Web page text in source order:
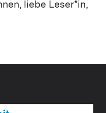
liebe Leser*in,